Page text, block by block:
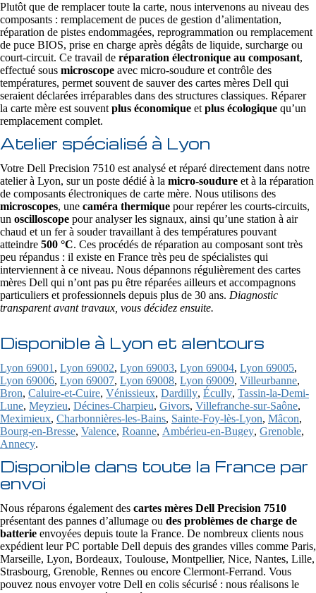
Plutôt que de remplacer toute la carte, nous intervenons au niveau des
composants : remplacement de puces de gestion d’alimentation,
réparation de pistes endommagées, reprogrammation ou remplacement
de puce BIOS, prise en charge après dégâts de liquide, surcharge ou
court-circuit. Ce travail de réparation électronique au composant,
effectué sous microscope avec micro-soudure et contrôle des
températures, permet souvent de sauver des cartes mères Dell qui
seraient déclarées irréparables dans des structures classiques. Réparer
la carte mère est souvent plus économique et plus écologique qu’un
remplacement complet.
Atelier spécialisé à Lyon
Votre Dell Precision 7510 est analysé et réparé directement dans notre
atelier à Lyon, sur un poste dédié à la micro-soudure et à la réparation
de composants électroniques de carte mère. Nous utilisons des
microscopes, une caméra thermique pour repérer les courts-circuits,
un oscilloscope pour analyser les signaux, ainsi qu’une station à air
chaud et un fer à souder travaillant à des températures pouvant
atteindre 500 °C. Ces procédés de réparation au composant sont très
peu répandus : il existe en France très peu de spécialistes qui
interviennent à ce niveau. Nous dépannons régulièrement des cartes
mères Dell qui n’ont pas pu être réparées ailleurs et accompagnons
particuliers et professionnels depuis plus de 30 ans. Diagnostic
transparent avant travaux, vous décidez ensuite.
Disponible à Lyon et alentours
Lyon 69001 , Lyon 69002, Lyon 69003, Lyon 69004, Lyon 69005,
Lyon 69006, Lyon 69007, Lyon 69008, Lyon 69009, Villeurbanne,
Bron, Caluire-et-Cuire, Vénissieux, Dardilly, Écully, Tassin-la-Demi-
Lune, Meyzieu, Décines-Charpieu, Givors, Villefranche-sur-Saône,
Meximieux, Charbonnières-les-Bains, Sainte-Foy-lès-Lyon, Mâcon,
Bourg-en-Bresse, Valence, Roanne, Ambérieu-en-Bugey, Grenoble,
Annecy.
Disponible dans toute la France par
envoi
Nous réparons également des cartes mères Dell Precision 7510
présentant des pannes d’allumage ou des problèmes de charge de
batterie envoyées depuis toute la France. De nombreux clients nous
expédient leur PC portable Dell depuis des grandes villes comme Paris,
Marseille, Lyon, Bordeaux, Toulouse, Montpellier, Nice, Nantes, Lille,
Strasbourg, Grenoble, Rennes ou encore Clermont-Ferrand. Vous
pouvez nous envoyer votre Dell en colis sécurisé : nous réalisons le